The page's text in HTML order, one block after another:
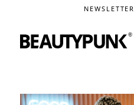
NEWSLETTER